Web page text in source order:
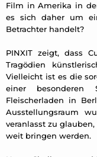
Film in Amerika in
es sich daher um
Betrachter handelt?
PINXIT zeigt, dass
Tragödien
Vielleicht ist es die
einer
Fleischerladen in
Ausstellungsraum
veranlasst zu
weit bringen werden.